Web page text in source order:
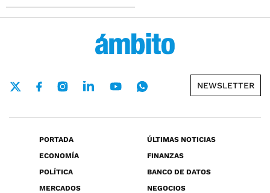
NEWSLETTER
PORTADA
ÚLTIMAS NOTICIAS
ECONOMÍA
FINANZAS
POLÍTICA
BANCO DE DATOS
MERCADOS
NEGOCIOS